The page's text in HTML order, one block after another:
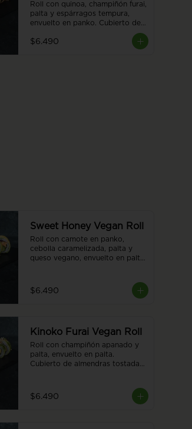
Roll con quinoa, champiñón furai,
palta y espárragos tempura,
envuelto en panko. Cubierto de
piezas.
$6.490
Sweet Honey Vegan Roll
Roll con camote en panko,
cebolla caramelizada, palta y
queso vegano, envuelto en palta.
$6.490
Kinoko Furai Vegan Roll
Roll con champiñón apanado y
palta, envuelto en palta.
Cubierto de almendras tostadas.
$6.490